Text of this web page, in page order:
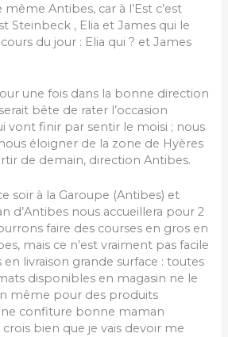
Antibes, car à l’Est c’est
Steinbeck , Elia et James qui le
du jour : Elia qui ? et James
une fois dans la bonne direction
bête de rater l’occasion
vont finir par sentir le moisi ; nous
éloigner de la zone de Hyères
de demain, direction Antibes.
soir à la Garoupe (Antibes) et
d’Antibes nous accueillera pour 2
faire des courses en gros en
mais ce n’est vraiment pas facile
en livraison grande surface : toutes
disponibles en magasin ne le
même pour des produits
confiture bonne maman
bien que je vais devoir me